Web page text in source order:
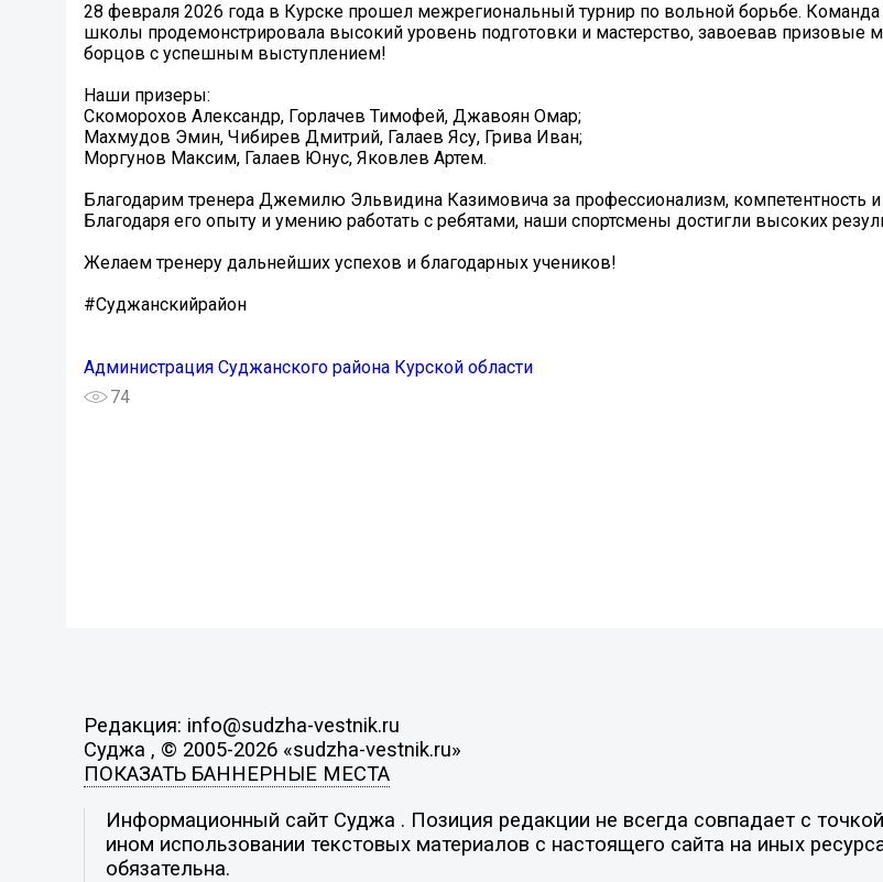
28 февраля 2026 года в Курске прошел межрегиональный турнир по вольной борьбе.
школы продемонстрировала высокий уровень подготовки и мастерство, завоевав призовые
борцов с успешным выступлением!
Наши призеры:
Скоморохов Александр, Горлачев Тимофей, Джавоян Омар;
Махмудов Эмин, Чибирев Дмитрий, Галаев Ясу, Грива Иван;
Моргунов Максим, Галаев Юнус, Яковлев Артем.
Благодарим тренера Джемилю Эльвидина Казимовича за профессионализм, компетентность и
Благодаря его опыту и умению работать с ребятами, наши спортсмены достигли высоких
Желаем тренеру дальнейших успехов и благодарных учеников!
#Суджанскийрайон
Администрация Суджанского района Курской области
74
Редакция: info@sudzha-vestnik.ru
Суджа , © 2005-2026 «sudzha-vestnik.ru»
ПОКАЗАТЬ БАННЕРНЫЕ МЕСТА
Информационный сайт Суджа . Позиция редакции не всегда совпадает с
ином использовании текстовых материалов с настоящего сайта на иных
обязательна.